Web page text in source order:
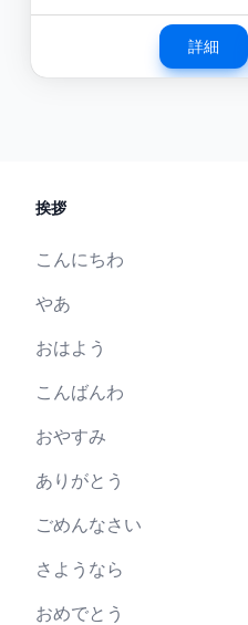
詳細
挨拶
こんにちわ
やあ
おはよう
こんばんわ
おやすみ
ありがとう
ごめんなさい
さようなら
おめでとう